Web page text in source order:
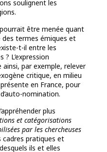
soulignent les
être menée quant
des termes émiques et
t-il entre les
L’expression
par exemple, relever
critique, en milieu
en France, pour
nomination.
plus
et catégorisations
par les chercheuses
cadres pratiques et
ils et elles